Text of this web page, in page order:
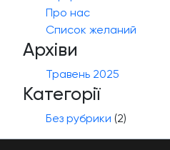
Про нас
Список желаний
Архіви
Травень 2025
Категорії
Без рубрики (2)